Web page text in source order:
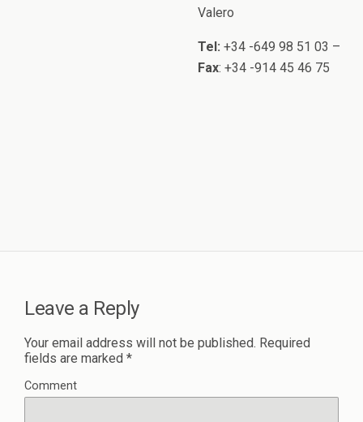
Valero
Tel: +34 -649 98 51 03 –
Fax: +34 -914 45 46 75
Leave a Reply
Your email address will not be published. Required
fields are marked *
Comment